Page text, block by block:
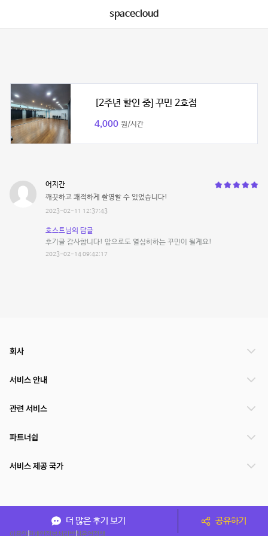
spacecloud
[2주년 할인 중] 꾸민 2호점
4,000 원/시간
어지간
깨끗하고 쾌적하게 촬영할 수 있었습니다!
2023-02-11 12:37:43
호스트님의 답글
후기글 감사합니다! 앞으로도 열심히하는 꾸민이 될게요!
2023-02-14 09:42:17
더 많은 후기 보기 공유하기
회사
서비스 안내
관련 서비스
파트너쉽
서비스 제공 국가
이용약관개인정보처리방침운영정책